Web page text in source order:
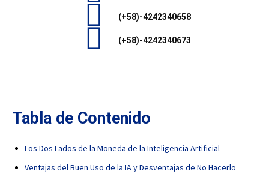
(+58)-4242340658
(+58)-4242340673
Tabla de Contenido
Los Dos Lados de la Moneda de la Inteligencia Artificial
Ventajas del Buen Uso de la IA y Desventajas de No Hacerlo